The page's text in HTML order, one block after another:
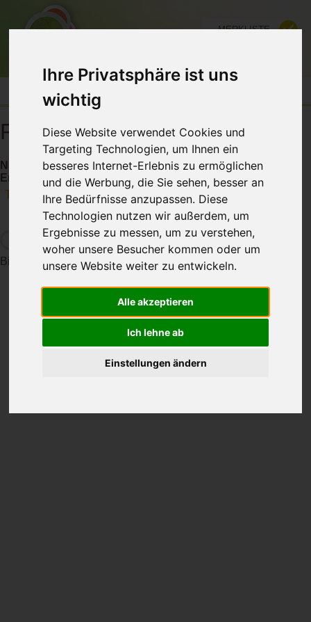
Ihre Privatsphäre ist uns
wichtig
Diese Website verwendet Cookies und
Targeting Technologien, um Ihnen ein
besseres Internet-Erlebnis zu ermöglichen
und die Werbung, die Sie sehen, besser an
Ihre Bedürfnisse anzupassen. Diese
Technologien nutzen wir außerdem, um
Ergebnisse zu messen, um zu verstehen,
woher unsere Besucher kommen oder um
unsere Website weiter zu entwickeln.
Alle akzeptieren
Ich lehne ab
Einstellungen ändern
MERKLISTE
Planeten Schwingungssprays
Nutzen Sie die archetypische Kraft der Planeten für Ihre
Entwicklung
Teilen
Bitte warten die Daten werden geladen...